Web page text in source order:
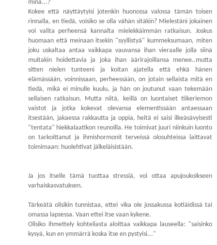
minä...?
Kokee että näyttäytyisi jotenkin huonossa valossa tämän toisen
rinnalla, en tiedä, voisiko se olla vähän sitäkin? Mielestäni jokainen
voi valita perheensä kannalta mielekkäimmän ratkaisun. Joskus
huomaan että meinaan itsekin "syyllistyä" kummeksumaan, miten
joku uskaltaa antaa vaikkapa vauvansa ihan vieraalle jolla siinä
muitakin hoidettavia ja joka ihan äärirajoillansa menee..mutta
sitten nielen tunteeni ja koitan ajatella että ehkä hänen
elämässään, voinnissaan, perheessään, on jotain sellaista mitä en
tiedä, mikä ei minulle kuulu, ja hän on joutunut vaan tekemään
sellaisen ratkaisun. Mutta niitä, keillä on luontaiset tiikeriemon
vaistot ja jotka kokevat olevansa elementissään antaessaan
itsestään, jakaessa rakkautta ja oppia, heitä ei saisi ilkeäsävyisesti
"tentata" hiekkalaatikon reunoilla. He toimivat juuri niinkuin luonto
on tarkoittanut ja ihmishormonit terveissä olosuhteissa laittavat
toimimaan: huolehtivat jälkeläisistään.
Ja jos itselle tämä tuottaa stressiä, voi ottaa apujoukoikseen
varhaiskasvatuksen.
Tärkeätä olisikin tunnistaa, ettei vika ole jossakussa kotiäidissä tai
omassa lapsessa. Vaan ettei itse vaan kykene.
Olisiko ihmettely kohteliasta aloittaa vaikkapa lauseella: "saisinko
kysyä, kun en ymmärrä koska itse en pystyisi..."